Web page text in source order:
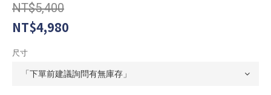
NT$5,400
NT$4,980
尺寸